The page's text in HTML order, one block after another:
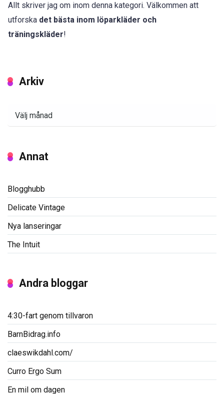
Allt skriver jag om inom denna kategori. Välkommen att
utforska det bästa inom löparkläder och
träningskläder!
Arkiv
Annat
Blogghubb
Delicate Vintage
Nya lanseringar
The Intuit
Andra bloggar
4:30-fart genom tillvaron
BarnBidrag.info
claeswikdahl.com/
Curro Ergo Sum
En mil om dagen